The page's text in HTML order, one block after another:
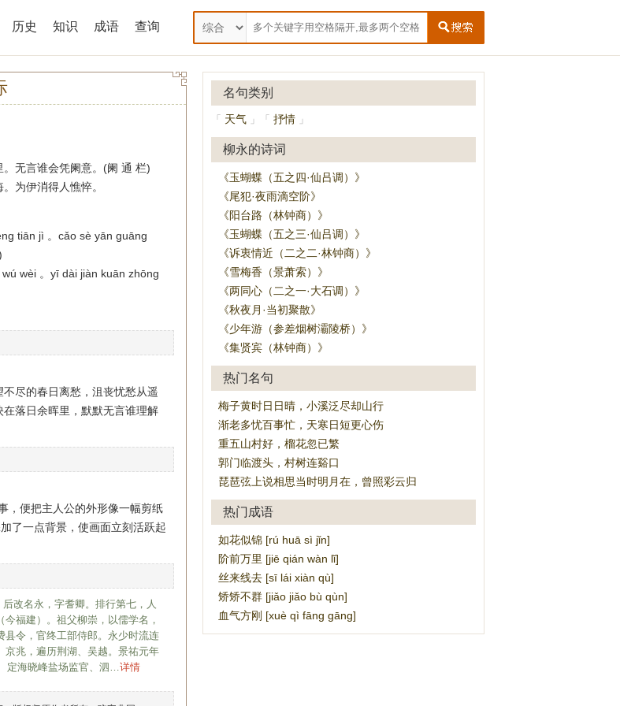
历史 知识 成语 查询
无言谁会凭阑意。(阑 通 栏)
为伊消得人憔悴。
tiān jì 。cǎo sè yān guāng
wèi 。yī dài jiàn kuān zhōng
尽的春日离愁，沮丧忧愁从遥
落日余晖里，默默无言谁理解
，便把主人公的外形像一幅剪纸
了一点背景，使画面立刻活跃起
改名永，字耆卿。排行第七，人
福建）。祖父柳崇，以儒学名，
县令，官终工部侍郎。永少时流连
京兆，遍历荆湖、吴越。景祐元年
定海晓峰盐场监官、泗…详情
名句类别
「 天气 」 「 抒情 」
柳永的诗词
《玉蝴蝶（五之四·仙吕调）》
《尾犯·夜雨滴空阶》
《阳台路（林钟商）》
《玉蝴蝶（五之三·仙吕调）》
《诉衷情近（二之二·林钟商）》
《雪梅香（景萧索）》
《两同心（二之一·大石调）》
《秋夜月·当初聚散》
《少年游（参差烟树灞陵桥）》
《集贤宾（林钟商）》
热门名句
梅子黄时日日晴，小溪泛尽却山行
渐老多忧百事忙，天寒日短更心伤
重五山村好，榴花忽已繁
郭门临渡头，村树连谿口
琵琶弦上说相思当时明月在，曾照彩云归
热门成语
如花似锦 [rú huā sì jǐn]
阶前万里 [jiē qián wàn lǐ]
丝来线去 [sī lái xiàn qù]
矫矫不群 [jiǎo jiǎo bù qùn]
血气方刚 [xuè qì fāng gāng]